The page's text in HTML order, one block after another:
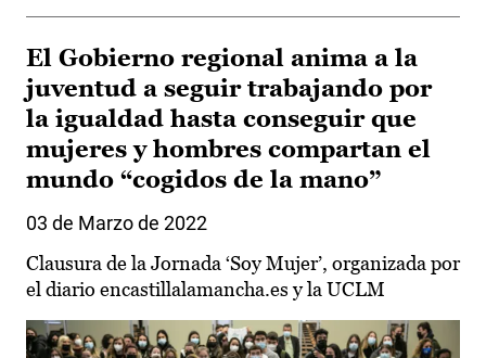
El Gobierno regional anima a la
juventud a seguir trabajando por
la igualdad hasta conseguir que
mujeres y hombres compartan el
mundo “cogidos de la mano”
03 de Marzo de 2022
Clausura de la Jornada ‘Soy Mujer’, organizada por
el diario encastillalamancha.es y la UCLM